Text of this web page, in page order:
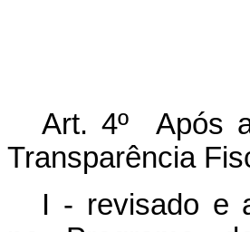
Art. 4º Após
Transparência
I - revisado e